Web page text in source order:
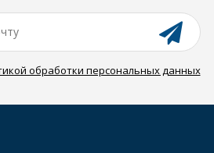
обработки персональных данных